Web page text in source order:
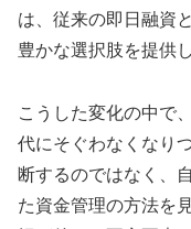
は、従来の即日融資
豊かな選択肢を提供
こうした変化の中で
代にそぐわなくなり
断するのではなく、
た資金管理の方法を